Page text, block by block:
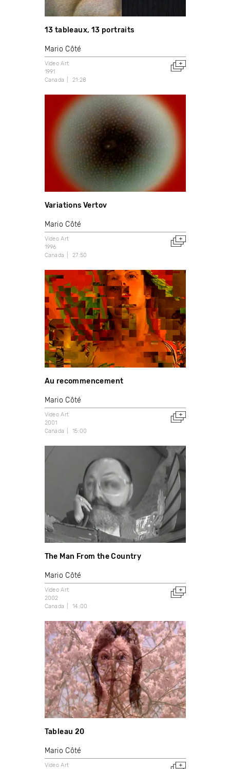
13 tableaux, 13 portraits
Mario Côté
Video Art
1991
Canada
21:28
Variations Vertov
Mario Côté
Video Art
1996
Canada
27:50
Au recommencement
Mario Côté
Video Art
2001
Canada
15:00
The Man From the Country
Mario Côté
Video Art
2002
Canada
14:00
Tableau 20
Mario Côté
Video Art